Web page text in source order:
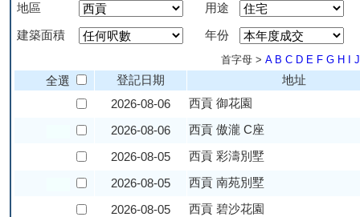
地區
用途
建築面積
年份
首字母 > A B C D E F G H J
全選 登記日期
地址
2026-08-06
西貢 御花園
2026-08-06
西貢 傲瀧 C座
2026-08-05
西貢 彩濤別墅
2026-08-05
西貢 南苑別墅
2026-08-05
西貢 碧沙花園